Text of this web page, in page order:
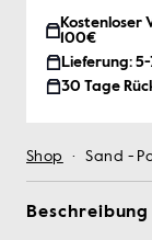
Kostenloser
100€
Lieferung:
30 Tage
Shop · Sand -
Beschreibung